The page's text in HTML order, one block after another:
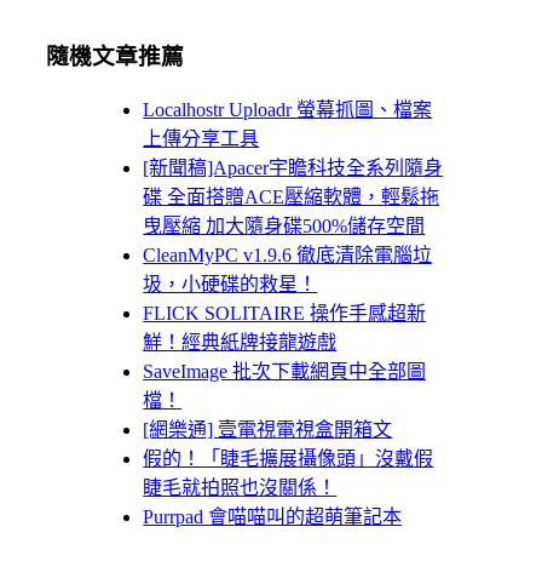
隨機文章推薦
Localhostr Uploadr 螢幕抓圖、檔案
上傳分享工具
[新聞稿]Apacer宇瞻科技全系列隨身
碟 全面搭贈ACE壓縮軟體，輕鬆拖
曳壓縮 加大隨身碟500%儲存空間
CleanMyPC v1.9.6 徹底清除電腦垃
圾，小硬碟的救星！
FLICK SOLITAIRE 操作手感超新
鮮！經典紙牌接龍遊戲
SaveImage 批次下載網頁中全部圖
檔！
[網樂通] 壹電視電視盒開箱文
假的！「睫毛擴展攝像頭」沒戴假
睫毛就拍照也沒關係！
Purrpad 會喵喵叫的超萌筆記本